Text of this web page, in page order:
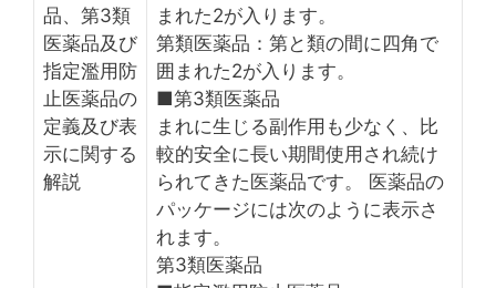
品、第3類
医薬品及び
指定濫用防
止医薬品の
定義及び表
示に関する
解説
まれた2が入ります。
第類医薬品：第と類の間に四角で
囲まれた2が入ります。
■第3類医薬品
まれに生じる副作用も少なく、比
較的安全に長い期間使用され続け
られてきた医薬品です。 医薬品の
パッケージには次のように表示さ
れます。
第3類医薬品